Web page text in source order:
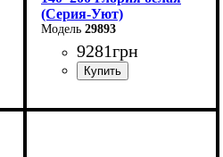
(Серия-Уют)
29893
9281грн
Ширина: 140 см